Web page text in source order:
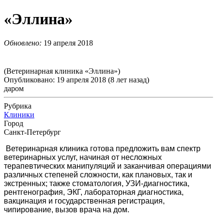
«Эллина»
Обновлено: 19 апреля 2018
(Ветеринарная клиника «Эллина»)
Опубликовано: 19 апреля 2018 (8 лет назад)
даром
Рубрика
Клиники
Город
Санкт-Петербург
Ветеринарная клиника готова предложить вам спектр
ветеринарных услуг, начиная от несложных
терапевтических манипуляций и заканчивая операциями
различных степеней сложности, как плановых, так и
экстренных; также стоматология, УЗИ-диагностика,
рентгенография, ЭКГ, лабораторная диагностика,
вакцинация и государственная регистрация,
чипирование, вызов врача на дом.